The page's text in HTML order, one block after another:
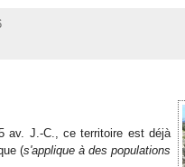
av. J.-C., ce territoire est déjà
(s'applique à des populations